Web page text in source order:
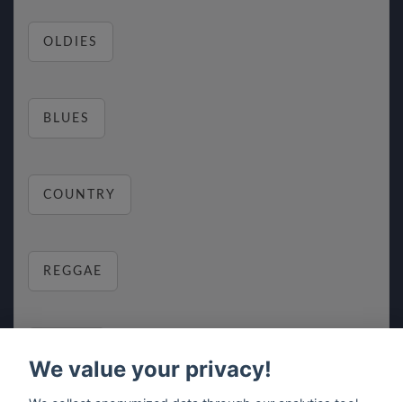
OLDIES
BLUES
COUNTRY
REGGAE
We value your privacy!